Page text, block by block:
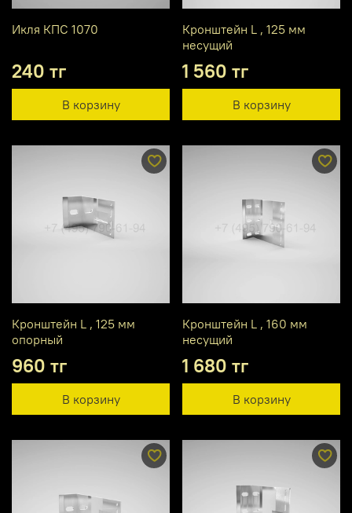
Икля КПС 1070
240 тг
В корзину
Кронштейн L , 125 мм
несущий
1 560 тг
В корзину
Кронштейн L , 125 мм
опорный
960 тг
В корзину
Кронштейн L , 160 мм
несущий
1 680 тг
В корзину